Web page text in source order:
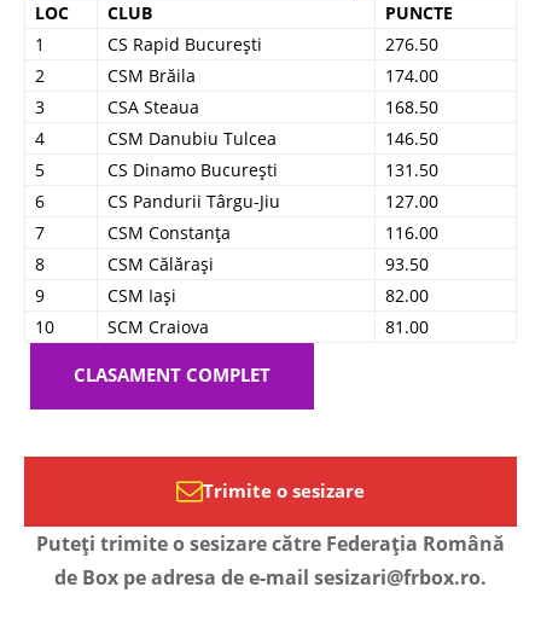
LOC CLUB
PUNCTE
1
CS Rapid București
276.50
2
CSM Brăila
174.00
3
CSA Steaua
168.50
4
CSM Danubiu Tulcea
146.50
5
CS Dinamo București
131.50
6
CS Pandurii Târgu-Jiu
127.00
7
CSM Constanța
116.00
8
CSM Călărași
93.50
9
CSM Iași
82.00
10
SCM Craiova 81.00
CLASAMENT COMPLET
Trimite o sesizare
Puteți trimite o sesizare către Federația Română
de Box pe adresa de e-mail sesizari@frbox.ro.